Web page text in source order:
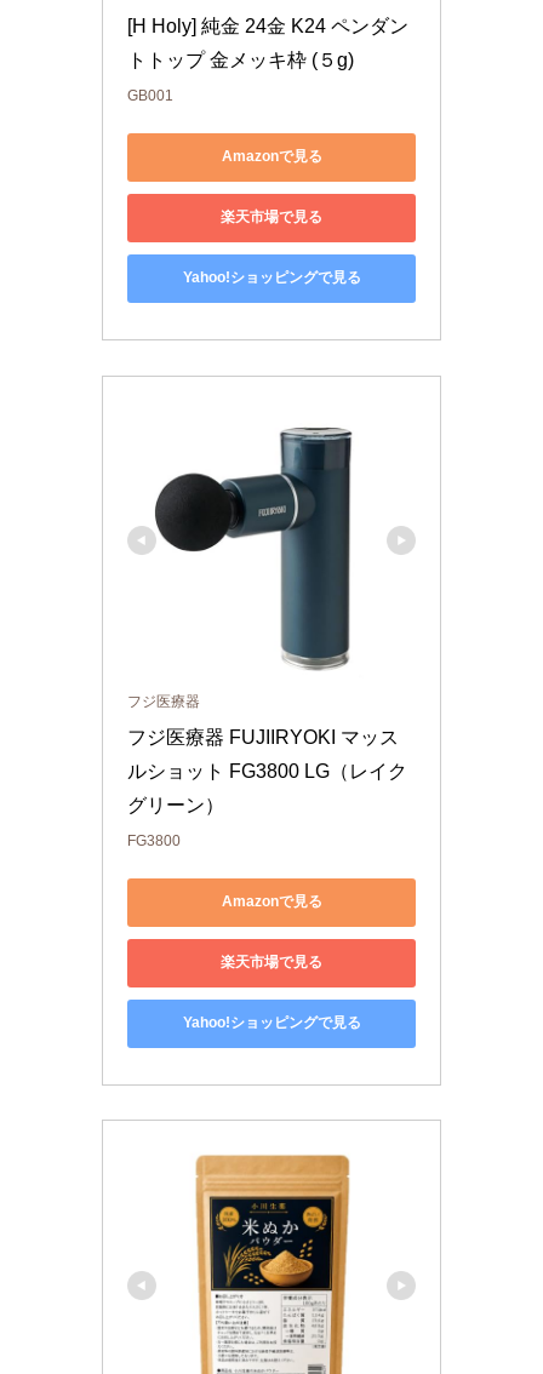
[H Holy] 純金 24金 K24 ペンダン
トトップ 金メッキ枠 (５g)
GB001
Amazonで見る
楽天市場で見る
Yahoo!ショッピングで見る
フジ医療器
フジ医療器 FUJIIRYOKI マッス
ルショット FG3800 LG（レイク
グリーン）
FG3800
Amazonで見る
楽天市場で見る
Yahoo!ショッピングで見る